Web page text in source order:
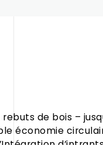
de bois –
économie